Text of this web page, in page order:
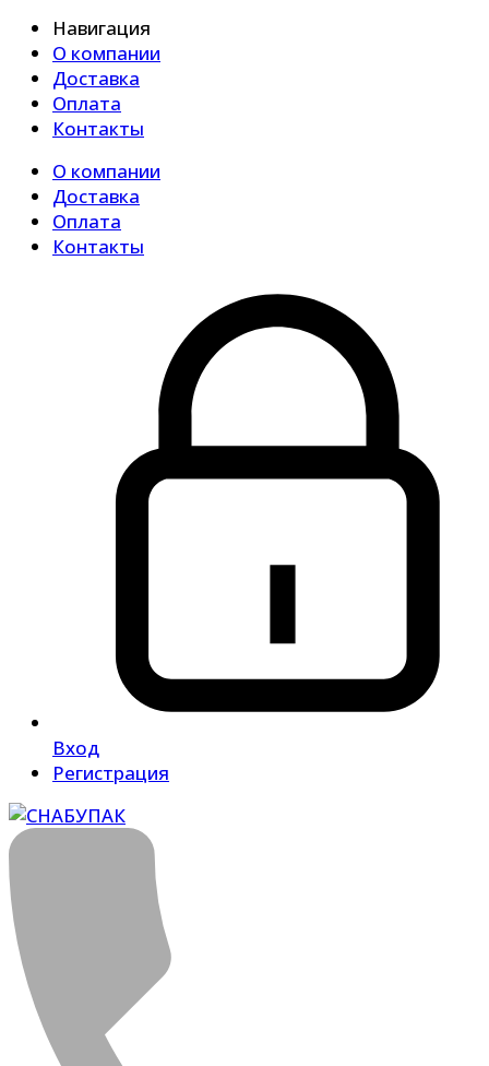
Навигация
О компании
Доставка
Оплата
Контакты
О компании
Доставка
Оплата
Контакты
Вход
Регистрация